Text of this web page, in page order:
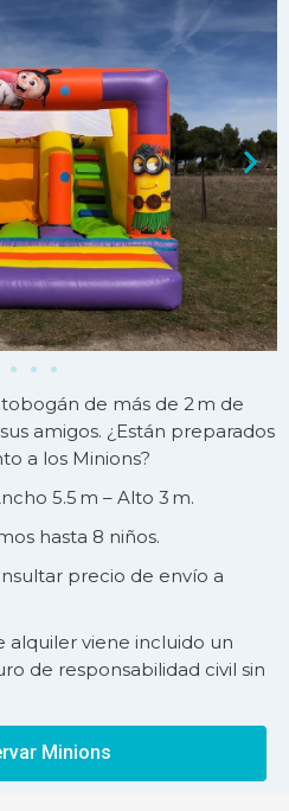
tobogán de más de 2 m de
amigos. ¿Están preparados
a los Minions?
5.5 m – Alto 3 m.
hasta 8 niños.
precio de envío a
alquiler viene incluido un
de responsabilidad civil sin
Minions